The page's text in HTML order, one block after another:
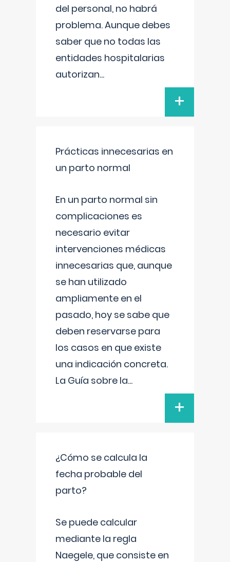
del personal, no habrá
problema. Aunque debes
saber que no todas las
entidades hospitalarias
autorizan...
+
Prácticas innecesarias en
un parto normal
En un parto normal sin
complicaciones es
necesario evitar
intervenciones médicas
innecesarias que, aunque
se han utilizado
ampliamente en el
pasado, hoy se sabe que
deben reservarse para
los casos en que existe
una indicación concreta.
La Guía sobre la...
+
¿Cómo se calcula la
fecha probable del
parto?
Se puede calcular
mediante la regla
Naegele, que consiste en